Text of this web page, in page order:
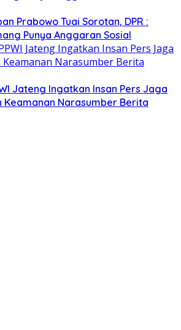
Prabowo Tuai Sorotan, DPR :
Punya Anggaran Sosial
Jateng Ingatkan Insan Pers Jaga
Keamanan Narasumber Berita